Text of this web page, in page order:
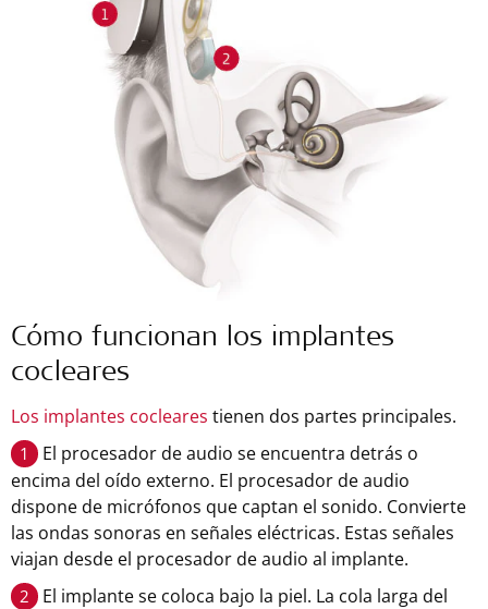
Cómo funcionan los implantes
cocleares
Los implantes cocleares tienen dos partes principales.
1
El procesador de audio se encuentra detrás o
encima del oído externo. El procesador de audio
dispone de micrófonos que captan el sonido. Convierte
las ondas sonoras en señales eléctricas. Estas señales
viajan desde el procesador de audio al implante.
2
El implante se coloca bajo la piel. La cola larga del